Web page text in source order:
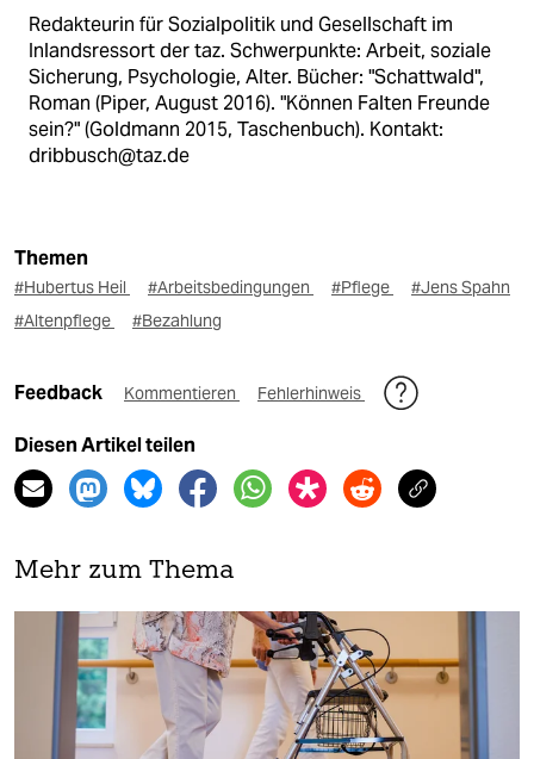
Redakteurin für Sozialpolitik und Gesellschaft im
Inlandsressort der taz. Schwerpunkte: Arbeit, soziale
Sicherung, Psychologie, Alter. Bücher: "Schattwald",
Roman (Piper, August 2016). "Können Falten Freunde
sein?" (Goldmann 2015, Taschenbuch). Kontakt:
dribbusch@taz.de
Themen
#Hubertus Heil #Arbeitsbedingungen #Pflege
#Jens Spahn
#Altenpflege
#Bezahlung
Feedback Kommentieren Fehlerhinweis
Diesen Artikel teilen
Mehr zum Thema